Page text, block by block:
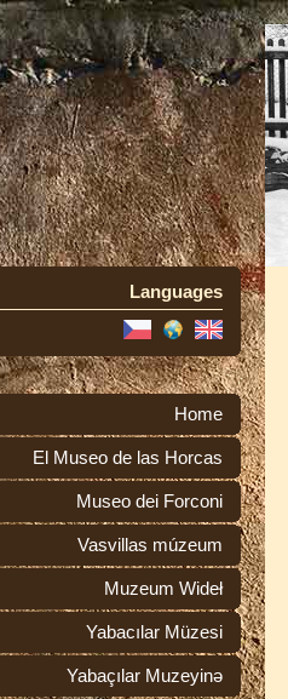
Languages
Home
El Museo de las Horcas
Museo dei Forconi
Vasvillas múzeum
Muzeum Wideł
Yabacılar Müzesi
Yabaçılar Muzeyinə